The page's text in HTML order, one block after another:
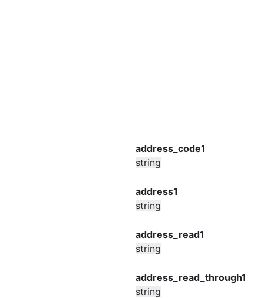
address_code1
string
address1
string
address_read1
string
address_read_through1
string